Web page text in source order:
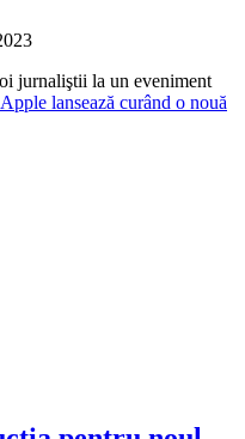
jurnaliştii la un eveniment
Apple lansează curând o nouă